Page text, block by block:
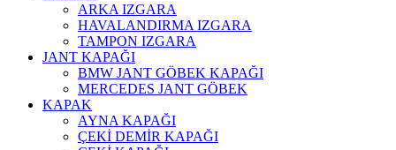
ARKA IZGARA
HAVALANDIRMA IZGARA
TAMPON IZGARA
JANT KAPAĞI
BMW JANT GÖBEK KAPAĞI
MERCEDES JANT GÖBEK
KAPAK
AYNA KAPAĞI
ÇEKİ DEMİR KAPAĞI